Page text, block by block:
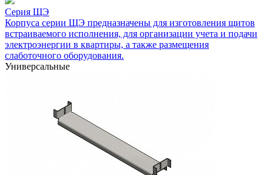
Серия ЩЭ
Корпуса серии ЩЭ предназначены для изготовления щитов
встраиваемого исполнения, для организации учета и подачи
электроэнергии в квартиры, а также размещения
слаботочного оборудования.
Универсальные